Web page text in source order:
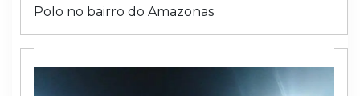
Polo no bairro do Amazonas